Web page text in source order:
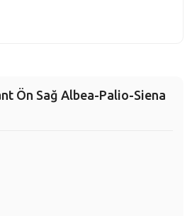
Ön Sağ Albea-Palio-Siena